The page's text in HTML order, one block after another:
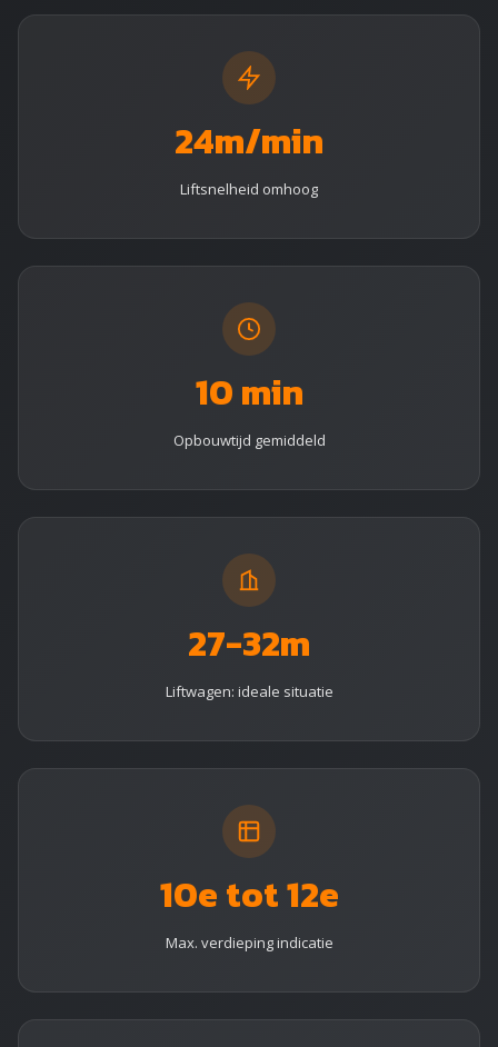
24m/min
Liftsnelheid omhoog
10 min
Opbouwtijd gemiddeld
27-32m
Liftwagen: ideale situatie
10e tot 12e
Max. verdieping indicatie